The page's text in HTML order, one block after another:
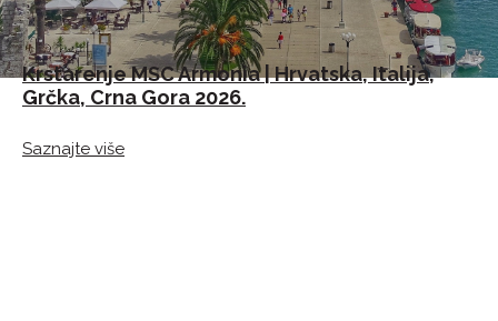
Krstarenje MSC Armonia | Hrvatska, Italija,
Grčka, Crna Gora 2026.
Saznajte više